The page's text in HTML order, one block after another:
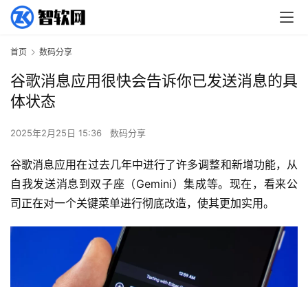
首页 数码分享
谷歌消息应用很快会告诉你已发送消息的具
体状态
2025年2月25日 15:36 数码分享
谷歌消息应用在过去几年中进行了许多调整和新增功能，从
自我发送消息到双子座（Gemini）集成等。现在，看来公
司正在对一个关键菜单进行彻底改造，使其更加实用。